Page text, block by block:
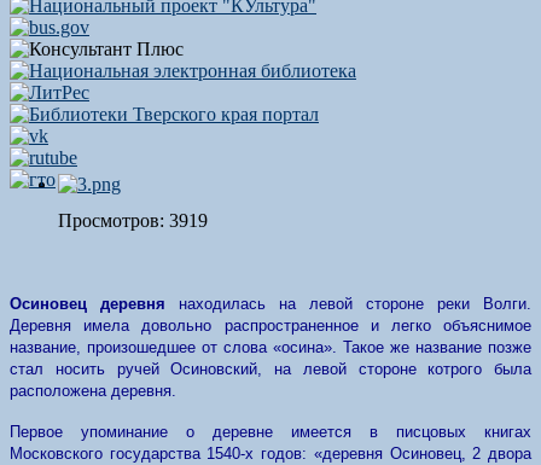
Просмотров: 3919
Осиновец деревня находилась на левой стороне реки Волги.
Деревня имела довольно распространенное и легко объяснимое
название, произошедшее от слова «осина». Такое же название позже
стал носить ручей Осиновский, на левой стороне котрого была
расположена деревня.
Первое упоминание о деревне имеется в писцовых книгах
Московского государства 1540-х годов: «деревня Осиновец, 2 двора